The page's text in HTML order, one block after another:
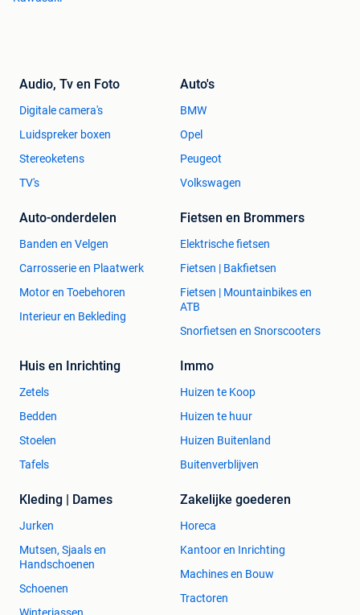
Audio, Tv en Foto
Digitale camera's
Luidspreker boxen
Stereoketens
TV's
Auto's
BMW
Opel
Peugeot
Volkswagen
Auto-onderdelen
Banden en Velgen
Carrosserie en Plaatwerk
Motor en Toebehoren
Interieur en Bekleding
Fietsen en Brommers
Elektrische fietsen
Fietsen | Bakfietsen
Fietsen | Mountainbikes en
ATB
Snorfietsen en Snorscooters
Huis en Inrichting
Zetels
Bedden
Stoelen
Tafels
Immo
Huizen te Koop
Huizen te huur
Huizen Buitenland
Buitenverblijven
Kleding | Dames
Jurken
Mutsen, Sjaals en
Handschoenen
Schoenen
Winterjassen
Zakelijke goederen
Horeca
Kantoor en Inrichting
Machines en Bouw
Tractoren